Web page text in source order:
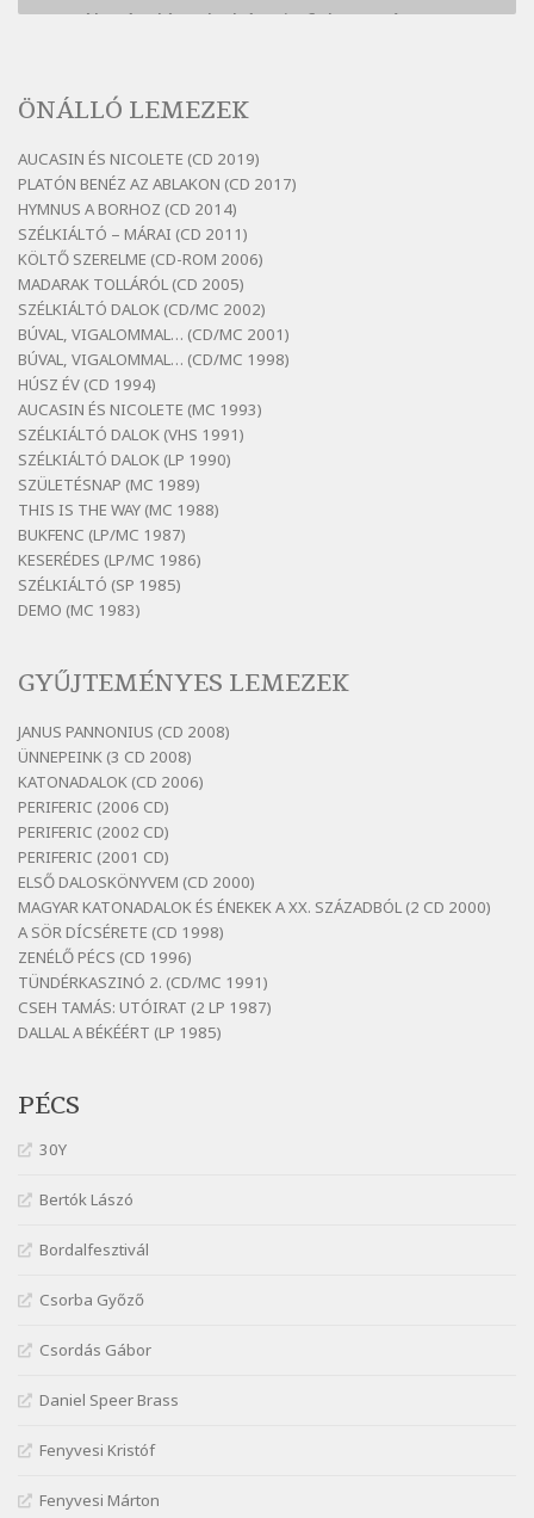
Bertók László: A kukára is fel vagy írva
Szélkiáltó
Bertók László: Az arcodra, ha nem vigyázol
Szélkiáltó
Bertók László: Dinnye Döme
Szélkiáltó
Bertók László: Diófa-levélen
Szélkiáltó
Bertók László: El-elképzelem a falansztert
Szélkiáltó
Bertók László: Elmenni kevés, itt maradni
sok
Szélkiáltó
Bertók László: Mintha már pénteken
vasárnap
Szélkiáltó
Bertók László: Ó, az a hol volt vicinális
Bertók László: Vásáros
Szélkiáltó
Bertók László: Vizibolt
Szélkiáltó
Bornemissza Endre: Szitakötő
Szélkiáltó
Detlev von Liliencron: Bölcsődal
Szélkiáltó
Fenyvesi Béla: Lesz-e még menedék?
Szélkiáltó
Fenyvesi Béla: Szélkiáltó kánon
Szélkiáltó
Szélkiáltó
Galambosi László: Kalapos
Győri László: Jönnek a törökök
Szélkiáltó
török ellen hadba induló Mátyás királyért
Janus Pannonius: Névváltoztatásáról
Szélkiáltó
Szélkiáltó
ÖNÁLLÓ LEMEZEK
AUCASIN ÉS NICOLETE (CD 2019)
PLATÓN BENÉZ AZ ABLAKON (CD 2017)
HYMNUS A BORHOZ (CD 2014)
SZÉLKIÁLTÓ – MÁRAI (CD 2011)
KÖLTŐ SZERELME (CD-ROM 2006)
MADARAK TOLLÁRÓL (CD 2005)
SZÉLKIÁLTÓ DALOK (CD/MC 2002)
BÚVAL, VIGALOMMAL… (CD/MC 2001)
BÚVAL, VIGALOMMAL… (CD/MC 1998)
HÚSZ ÉV (CD 1994)
AUCASIN ÉS NICOLETE (MC 1993)
SZÉLKIÁLTÓ DALOK (VHS 1991)
SZÉLKIÁLTÓ DALOK (LP 1990)
SZÜLETÉSNAP (MC 1989)
THIS IS THE WAY (MC 1988)
BUKFENC (LP/MC 1987)
KESERÉDES (LP/MC 1986)
SZÉLKIÁLTÓ (SP 1985)
DEMO (MC 1983)
GYŰJTEMÉNYES LEMEZEK
JANUS PANNONIUS (CD 2008)
ÜNNEPEINK (3 CD 2008)
KATONADALOK (CD 2006)
PERIFERIC (2006 CD)
PERIFERIC (2002 CD)
PERIFERIC (2001 CD)
ELSŐ DALOSKÖNYVEM (CD 2000)
MAGYAR KATONADALOK ÉS ÉNEKEK A XX. SZÁZADBÓL (2 CD 2000)
A SÖR DÍCSÉRETE (CD 1998)
ZENÉLŐ PÉCS (CD 1996)
TÜNDÉRKASZINÓ 2. (CD/MC 1991)
CSEH TAMÁS: UTÓIRAT (2 LP 1987)
DALLAL A BÉKÉÉRT (LP 1985)
PÉCS
30Y
Bertók Lászó
Bordalfesztivál
Csorba Győző
Csordás Gábor
Daniel Speer Brass
Fenyvesi Kristóf
Fenyvesi Márton